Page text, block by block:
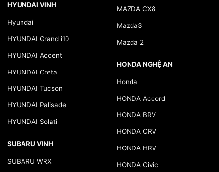
HYUNDAI VINH
Hyundai
HYUNDAI Grand i10
HYUNDAI Accent
HYUNDAI Creta
HYUNDAI Tucson
HYUNDAI Palisade
HYUNDAI Solati
SUBARU VINH
SUBARU WRX
MAZDA CX8
Mazda3
Mazda 2
HONDA NGHỆ AN
Honda
HONDA Accord
HONDA BRV
HONDA CRV
HONDA HRV
HONDA Civic